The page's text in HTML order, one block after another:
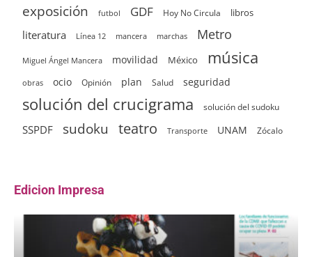
exposición futbol GDF Hoy No Circula libros
literatura Línea 12 mancera marchas Metro
Miguel Ángel Mancera movilidad México música
obras ocio Opinión plan Salud seguridad
solución del crucigrama solución del sudoku
SSPDF sudoku teatro Transporte UNAM Zócalo
Edicion Impresa